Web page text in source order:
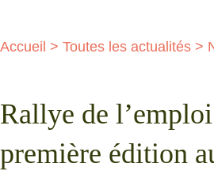
Accueil > Toutes les actualités >
Rallye de
première édition